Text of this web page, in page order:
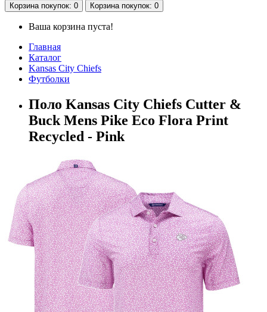
Корзина покупок: 0 Корзина покупок: 0
Ваша корзина пуста!
Главная
Каталог
Kansas City Chiefs
Футболки
Поло Kansas City Chiefs Cutter &
Buck Mens Pike Eco Flora Print
Recycled - Pink